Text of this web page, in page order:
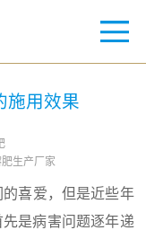
施用效果
生产厂家
喜爱，但是近些年
是病害问题逐年递